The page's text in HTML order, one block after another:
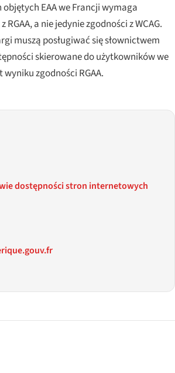
EAA we Francji wymaga
a nie jedynie zgodności z WCAG.
muszą posługiwać się słownictwem
skierowane do użytkowników we
zgodności RGAA.
dostępności stron internetowych